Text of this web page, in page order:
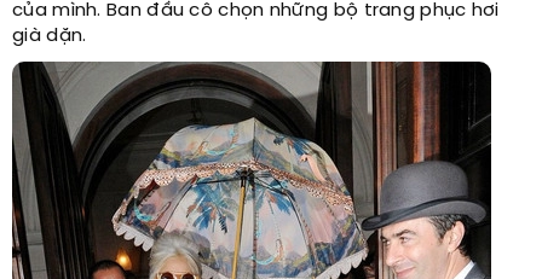
của mình. Ban đầu cô chọn những bộ trang phục hơi
già dặn.